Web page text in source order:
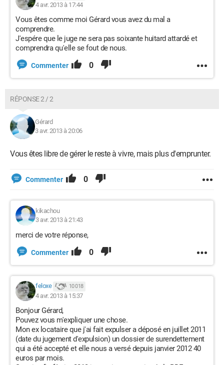
4 avr. 2013 à 17:44
Vous êtes comme moi Gérard vous avez du mal a
comprendre.
J'espére que le juge ne sera pas soixante huitard attardé et
comprendra qu'elle se fout de nous.
Commenter 0
RÉPONSE 2 / 2
Gérard
3 avr. 2013 à 20:06
Vous êtes libre de gérer le reste à vivre, mais plus d'emprunter.
Commenter 0
kikachou
3 avr. 2013 à 21:43
merci de votre réponse,
Commenter 0
feloxe 10 018
4 avr. 2013 à 15:37
Bonjour Gérard,
Pouvez vous m'expliquer une chose.
Mon ex locataire que j'ai fait expulser a déposé en juillet 2011
(date du jugement d'expulsion) un dossier de surendettement
qui a été accepté et elle nous a versé depuis janvier 2012 40
euros par mois.